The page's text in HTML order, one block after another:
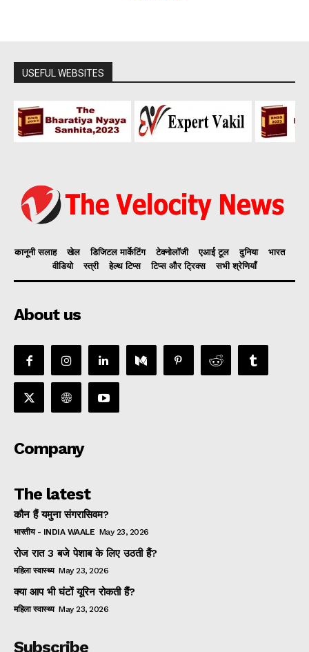
USEFUL WEBSITES
कानूनी सलाह खेल डिजिटल मार्केटिंग टेक्नोलॉजी एआई टूल दुनिया
भारत
वीडियो
स्त्री हेल्थ टिप्स टिप्स और ट्रिक्स सभी श्रेणियाँ
About us
Company
The latest
कौन हैं यमुना संगरासिवम?
भारतीय - INDIA WAALE May 23, 2026
रोज रात 3 बजे पेशाब के लिए उठती हैं?
महिला स्वास्थ्य May 23, 2026
क्या आप भी घंटों यूरिन रोकती हैं?
महिला स्वास्थ्य May 23, 2026
Subscribe